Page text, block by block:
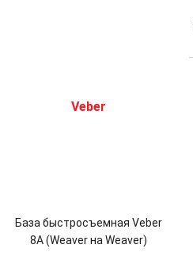
База быстросъемная Veber
8A (Weaver на Weaver)